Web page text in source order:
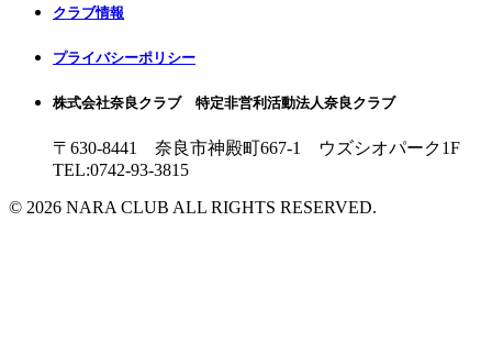
クラブ情報
プライバシーポリシー
株式会社奈良クラブ 特定非営利活動法人奈良クラブ
〒630-8441 奈良市神殿町667-1
ウズシオパーク1F
TEL:0742-93-3815
© 2026 NARA CLUB ALL RIGHTS RESERVED.